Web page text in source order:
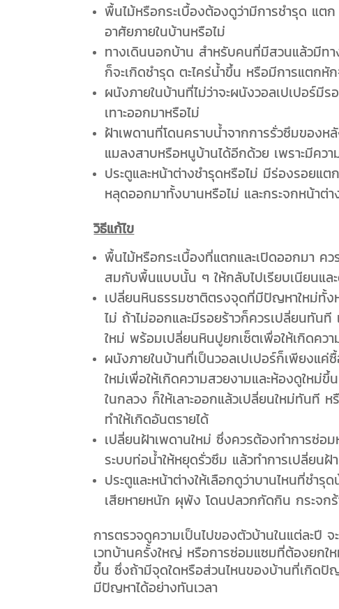
พื้นไม้หรือกระเบื้องต้องดูว่ามีการชำรุด แต
อาศัยภายในบ้านหรือไม่
ทางเดินนอกบ้าน สำหรับคนที่มีสวนแล้วมีทา
ก็จะเกิดชำรุด ตะไคร่น้ำขึ้น หรือมีการแตกหั
ผนังภายในบ้านที่ไม่ว่าจะผนังวอลเปเปอร์มี
เทาะออกมาหรือไม่
ฝ้าเพดานที่โดนคราบน้ำจากการรั่วซึมของห
แมลงสาบหรือหนูบ้านได้อีกด้วย เพราะมีคว
ประตูและหน้าต่างชำรุดหรือไม่ มีร่องรอย
หลุดออกมาทั้งบานหรือไม่ และกระจกหน้าต่า
วิธีแก้ไข
พื้นไม้หรือกระเบื้องที่แตกและเปิดออกมา ค
สมกับพื้นแบบนั้น ๆ ให้กลับไปเรียบเนียนแล
เปลี่ยนหินธรรมชาติตรงจุดที่มีปัญหาใหม่ทั้ง
ไม่ ถ้าไม่ออกและมีรอยร้าวก็ควรเปลี่ยนทัน
ใหม่ พร้อมเปลี่ยนหินปูยกเซ็ตเพื่อให้เกิดคว
ผนังภายในบ้านที่เป็นวอลเปเปอร์ก็เพียงแค่
ใหม่เพื่อให้เกิดความสวยงามและห้องดูใหม่
ในกลวง ก็ให้เลาะออกแล้วเปลี่ยนใหม่ทันที
ทำให้เกิดอันตรายได้
เปลี่ยนฝ้าเพดานใหม่ ซึ่งควรต้องทำการซ่อ
ระบบท่อน้ำให้หยุดรั่วซึม แล้วทำการเปลี่ยนฝ้
ประตูและหน้าต่างให้เลือกดูว่าบานไหนที่ชำ
เสียหายหนัก ผุพัง โดนปลวกกัดกิน กระจกร้
การตรวจดูความเป็นไปของตัวบ้านในแต่ละปี
เวทบ้านครั้งใหญ่ หรือการซ่อมแซมที่ต้องยกใ
ขึ้น ซึ่งถ้ามีจุดใดหรือส่วนไหนของบ้านที่เกิดปั
มีปัญหาได้อย่างทันเวลา